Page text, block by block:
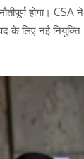
होगा। CSA ने
के लिए नई नियुक्ति